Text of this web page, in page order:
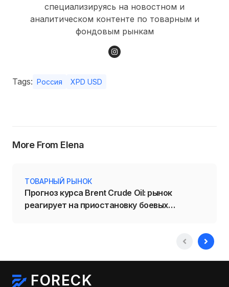
специализируясь на новостном и
аналитическом контенте по товарным и
фондовым рынкам
Tags: Россия XPD USD
More From Elena
ТОВАРНЫЙ РЫНОК
Прогноз курса Brent Crude Oil: рынок
реагирует на приостановку боевых
FORECK